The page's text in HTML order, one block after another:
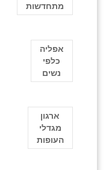
מתחדשות
אפליה
כלפי
נשים
ארגון
מגדלי
העופות